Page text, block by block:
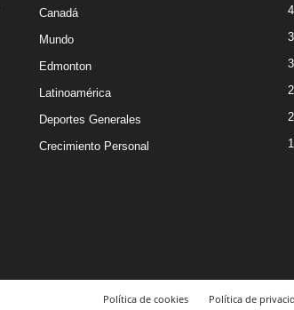
Canadá
Mundo
Edmonton
Latinoamérica
Deportes Generales
Crecimiento Personal
Política de cookies Política de